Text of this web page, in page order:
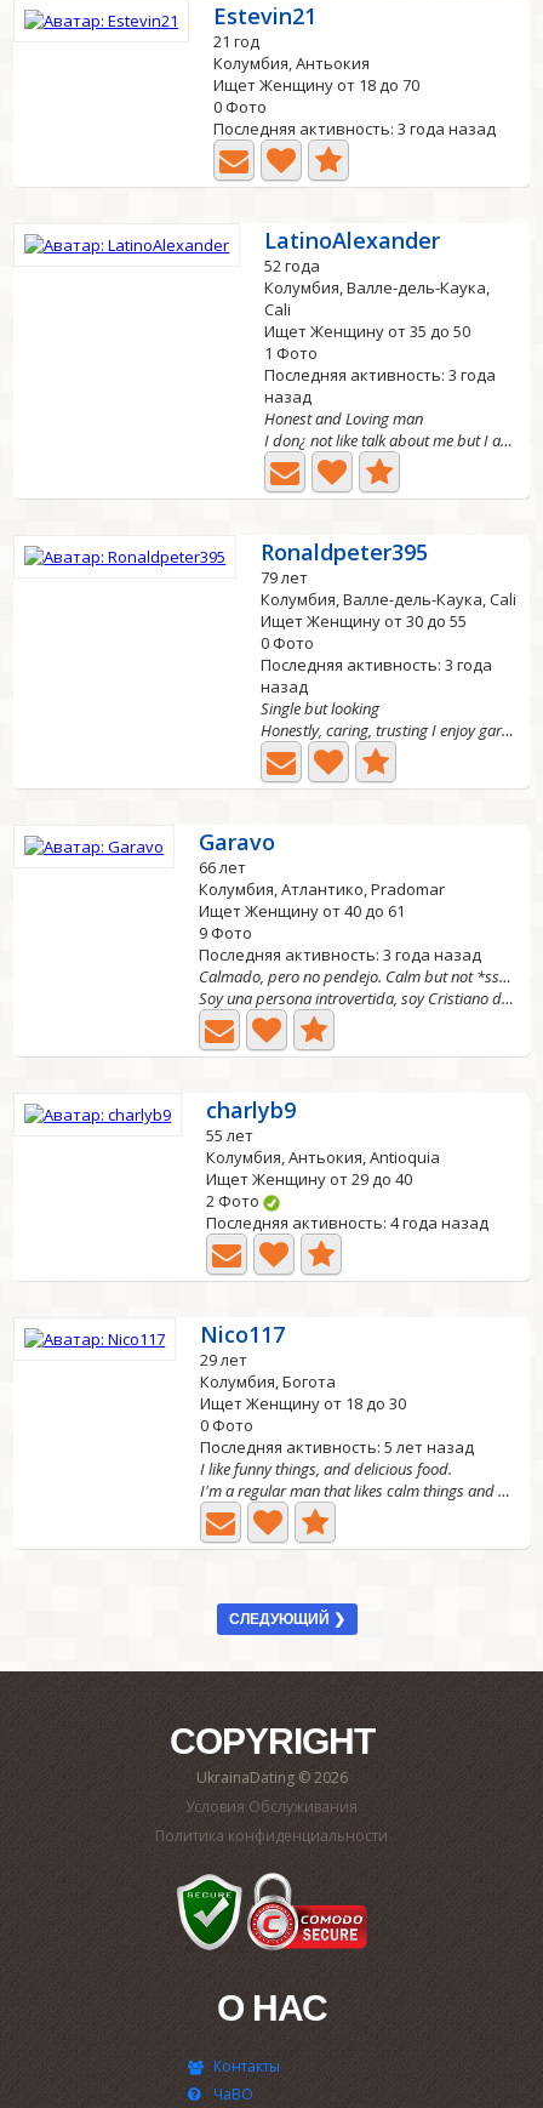
Estevin21
21 год
Колумбия, Антьокия
Ищет Женщину от 18 до 70
0 Фото
Последняя активность: 3 года назад
LatinoAlexander
52 года
Колумбия, Валле-дель-Каука,
Cali
Ищет Женщину от 35 до 50
1 Фото
Последняя активность: 3 года
назад
Honest and Loving man
I don¿ not like talk about me but I am sure what I do not...
Ronaldpeter395
79 лет
Колумбия, Валле-дель-Каука, Cali
Ищет Женщину от 30 до 55
0 Фото
Последняя активность: 3 года
назад
Single but looking
Honestly, caring, trusting I enjoy gardening, some...
Garavo
66 лет
Колумбия, Атлантико, Pradomar
Ищет Женщину от 40 до 61
9 Фото
Последняя активность: 3 года назад
Calmado, pero no pendejo. Calm but not *ssh*l*
Soy una persona introvertida, soy Cristiano del séptimo...
charlyb9
55 лет
Колумбия, Антьокия, Antioquia
Ищет Женщину от 29 до 40
2 Фото
Последняя активность: 4 года назад
Nico117
29 лет
Колумбия, Богота
Ищет Женщину от 18 до 30
0 Фото
Последняя активность: 5 лет назад
I like funny things, and delicious food.
I'm a regular man that likes calm things and nice food.
СЛЕДУЮЩИЙ ❯
COPYRIGHT
UkrainaDating © 2026
Условия Обслуживания
Политика конфиденциальности
О НАС
Контакты
ЧаВО